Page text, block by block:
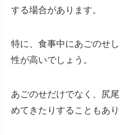
する場合があります。
特に、食事中にあごのせ
性が高いでしょう。
あごのせだけでなく、尻
めてきたりすることもあり